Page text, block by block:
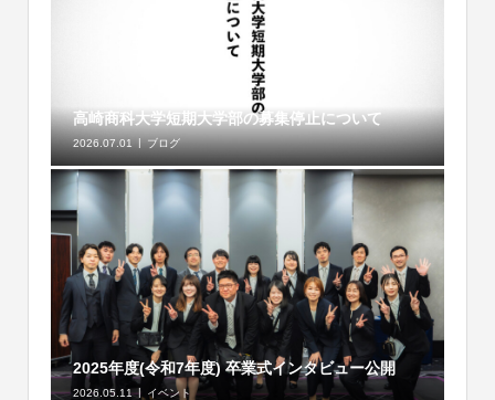
高崎商科大学短期大学部の募集停止について
2026.07.01 ブログ
2025年度(令和7年度) 卒業式インタビュー公開
2026.05.11 イベント